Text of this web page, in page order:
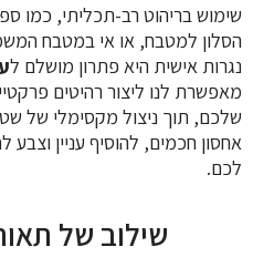
שימוש בריהוט רב-תכליתי, כמו
הסלון למטבח, או אי במטבח
נגרות אישית היא פתרון מושלם ל
מאפשרת לנו ליצור רהיטים
שלכם, תוך ניצול מקסימלי של
אחסון חכמים, להוסיף עניין וצבע
לכם.
שילוב של